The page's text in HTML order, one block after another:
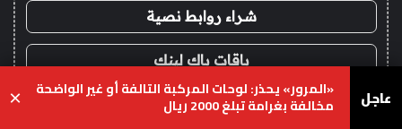
شراء روابط نصية
باقات باك لينك
اشراق لنك، شراء باكلينكات
عاجل «المرور» يحذر: لوحات المركبة التالفة أو غير الواضحة
مخالفة بغرامة تبلغ 2000 ريال ×